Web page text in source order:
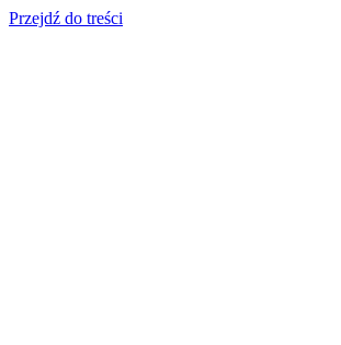
Przejdź do treści